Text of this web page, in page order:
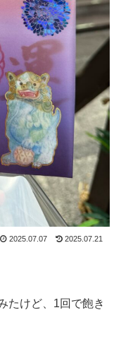
2025.07.07 2025.07.21
たけど、1回で飽き